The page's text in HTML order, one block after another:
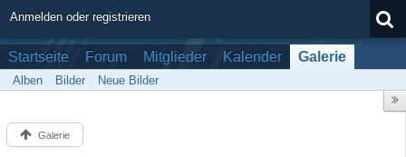
Anmelden oder registrieren
Startseite Forum Mitglieder Kalender Galerie
Alben Bilder Neue Bilder
Galerie